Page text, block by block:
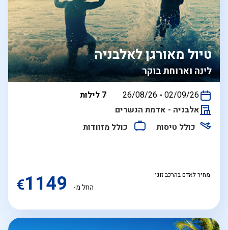
לינה וארוחת בוקר
טיול מאורגן לאלבניה
בין
26/08/26 - 02/09/26
7 לילות
אלבניה - אדמת הנשרים
כולל טיסות
כולל מזוודות
מחיר לאדם בהרכב זוגי
החל מ- €1149